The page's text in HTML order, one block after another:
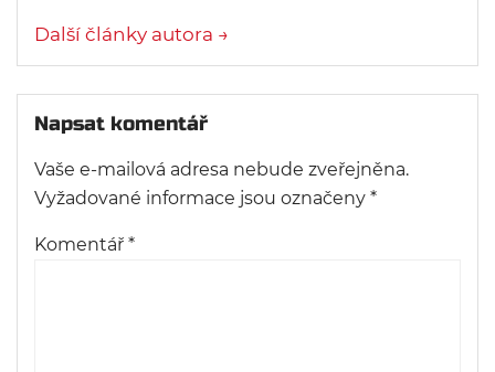
Další články autora →
Napsat komentář
Vaše e-mailová adresa nebude zveřejněna.
Vyžadované informace jsou označeny *
Komentář *